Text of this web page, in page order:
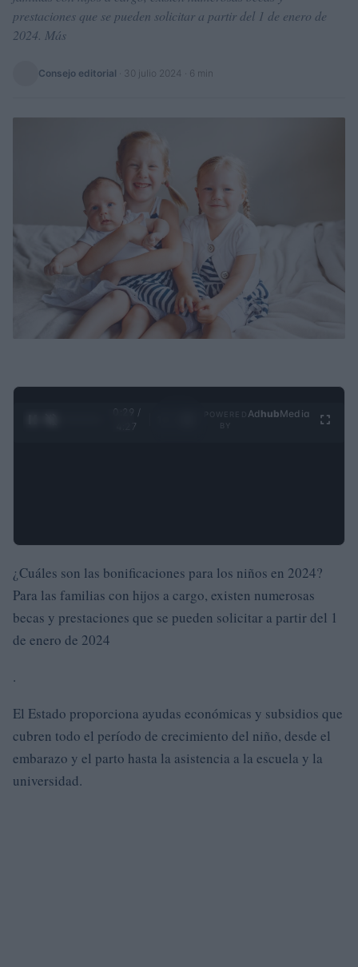
prestaciones que se pueden solicitar a partir del 1 de enero de
2024. Más
Consejo editorial 30 julio 2024 · 6 min
0:30 /
4:27
Ad hubMedia
¿Cuáles son las bonificaciones para los niños en 2024?
Para las familias con hijos a cargo, existen numerosas
becas y prestaciones que se pueden solicitar a partir del 1
de enero de 2024
.
El Estado proporciona ayudas económicas y subsidios que
cubren todo el período de crecimiento del niño, desde el
embarazo y el parto hasta la asistencia a la escuela y la
universidad.